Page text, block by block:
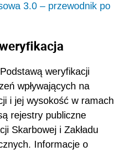
3.0 – przewodnik po
weryfikacji
wpływających na
i jej wysokość w ramach
rejestry publiczne
Skarbowej i Zakładu
Informacje o